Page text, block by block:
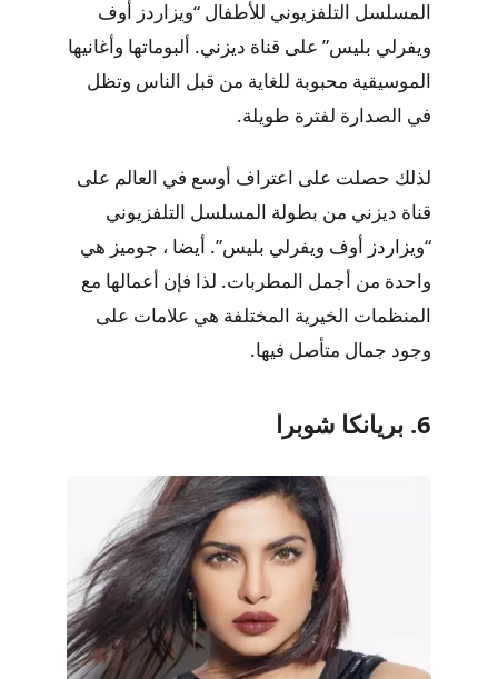
المسلسل التلفزيوني للأطفال “ويزاردز أوف
ويفرلي بليس” على قناة ديزني. ألبوماتها وأغانيها
الموسيقية محبوبة للغاية من قبل الناس وتظل
في الصدارة لفترة طويلة.
لذلك حصلت على اعتراف أوسع في العالم على
قناة ديزني من بطولة المسلسل التلفزيوني
“ويزاردز أوف ويفرلي بليس”. أيضا ، جوميز هي
واحدة من أجمل المطربات. لذا فإن أعمالها مع
المنظمات الخيرية المختلفة هي علامات على
وجود جمال متأصل فيها.
6. بريانكا شوبرا